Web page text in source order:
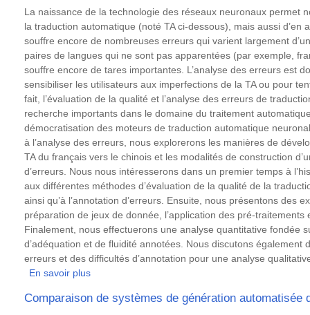
automatique
neuronale
français-
mongol
Historique,
technologies,
mise
en
place
évaluations
Résumé
La naissance de la technologie des réseaux neuronaux permet
la traduction automatique (noté TA ci-dessous), mais aussi d’en
souffre encore de nombreuses erreurs qui varient largement
paires de langues qui ne sont pas apparentées (par exemple,
souffre encore de tares importantes. L’analyse des erreurs est
sensibiliser les utilisateurs aux imperfections de la TA ou pour
fait, l’évaluation de la qualité et l’analyse des erreurs de
recherche importants dans le domaine du traitement
démocratisation des moteurs de traduction automatique
à l’analyse des erreurs, nous explorerons les manières de
TA du français vers le chinois et les modalités de construction
d’erreurs. Nous nous intéresserons dans un premier temps à
aux différentes méthodes d’évaluation de la qualité de la
ainsi qu’à l’annotation d’erreurs. Ensuite, nous présentons des
préparation de jeux de donnée, l’application des pré-traitements
Finalement, nous effectuerons une analyse quantitative fondée
d’adéquation et de fluidité annotées. Nous discutons également
erreurs et des difficultés d’annotation pour une analyse
En savoir plus
de
Comparaison de systèmes de génération automatisée